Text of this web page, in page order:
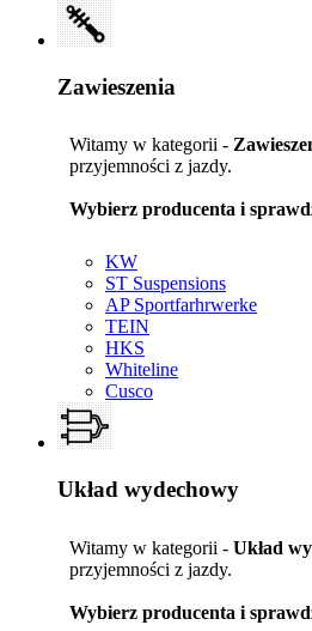
Zawieszenia
Witamy w kategorii -
przyjemności z jazdy.
Wybierz producenta i
KW
ST Suspensions
AP Sportfarhrwerke
TEIN
HKS
Whiteline
Cusco
Układ wydechowy
Witamy w kategorii - Układ
przyjemności z jazdy.
Wybierz producenta i